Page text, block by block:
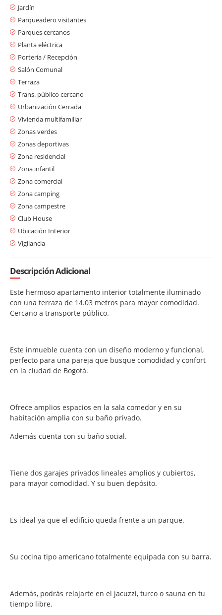
Jardín
Parqueadero visitantes
Parques cercanos
Planta eléctrica
Portería / Recepción
Salón Comunal
Terraza
Trans. público cercano
Urbanización Cerrada
Vivienda multifamiliar
Zonas verdes
Zonas deportivas
Zona residencial
Zona infantil
Zona comercial
Zona camping
Zona campestre
Club House
Ubicación Interior
Vigilancia
Descripción Adicional
Este hermoso apartamento interior totalmente iluminado
con una terraza de 14.03 metros para mayor comodidad.
Cercano a transporte público.
Este inmueble cuenta con un diseño moderno y funcional,
perfecto para una pareja que busque comodidad y confort
en la ciudad de Bogotá.
Ofrece amplios espacios en la sala comedor y en su
habitación amplia con su baño privado.
Además cuenta con su baño social.
Tiene dos garajes privados lineales amplios y cubiertos,
para mayor comodidad. Y su buen depósito.
Es ideal ya que el edificio queda frente a un parque.
Su cocina tipo americano totalmente equipada con su barra.
Además, podrás relajarte en el jacuzzi, turco o sauna en tu
tiempo libre.